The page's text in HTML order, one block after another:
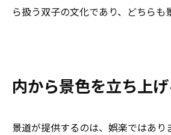
ら扱う双子の文化であり、どちらも
内から景色を立ち上
景道が提供するのは、娯楽ではあり